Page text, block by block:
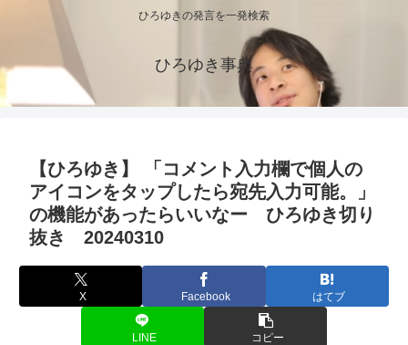
ひろゆきの発言を一発検索
ひろゆき事典
【ひろゆき】 「コメント入力欄で個人の
アイコンをタップしたら宛先入力可能。」
の機能があったらいいなー ひろゆき切り
抜き 20240310
X Facebook はてブ
LINE コピー